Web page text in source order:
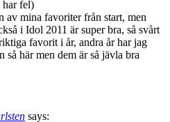
har fel)
av mina favoriter från start, men
i Idol 2011 är super bra, så svårt
favorit i år, andra år har jag
så här men dem är så jävla bra
says: